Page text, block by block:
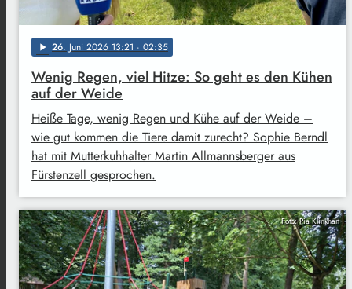
play_arrow 26. Juni 2026 13:21 · 02:35
Wenig Regen, viel Hitze: So geht es den Kühen
auf der Weide
Heiße Tage, wenig Regen und Kühe auf der Weide –
wie gut kommen die Tiere damit zurecht? Sophie Berndl
hat mit Mutterkuhhalter Martin Allmannsberger aus
Fürstenzell gesprochen.
Foto: Pia Klinkhart